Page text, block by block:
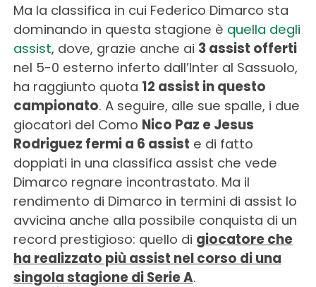
Ma la classifica in cui Federico Dimarco sta
dominando in questa stagione è quella degli
assist, dove, grazie anche ai 3 assist offerti
nel 5-0 esterno inferto dall’Inter al Sassuolo,
ha raggiunto quota 12 assist in questo
campionato. A seguire, alle sue spalle, i due
giocatori del Como Nico Paz e Jesus
Rodriguez fermi a 6 assist e di fatto
doppiati in una classifica assist che vede
Dimarco regnare incontrastato. Ma il
rendimento di Dimarco in termini di assist lo
avvicina anche alla possibile conquista di un
record prestigioso: quello di giocatore che
ha realizzato più assist nel corso di una
singola stagione di Serie A.